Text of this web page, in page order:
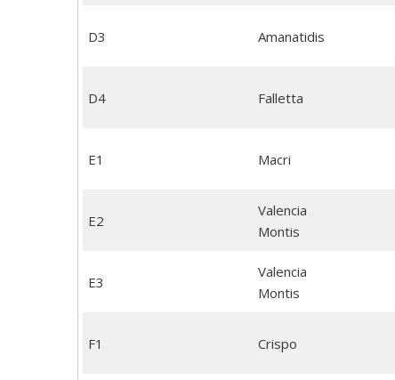
D3 Amanatidis
D4 Falletta
E1 Macri
E2
Valencia
Montis
E3
Valencia
Montis
F1 Crispo